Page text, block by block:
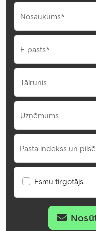
Nosaukums*
E-pasts*
Tālrunis
Uzņēmums
Pasta indekss un
Esmu tirgotājs.